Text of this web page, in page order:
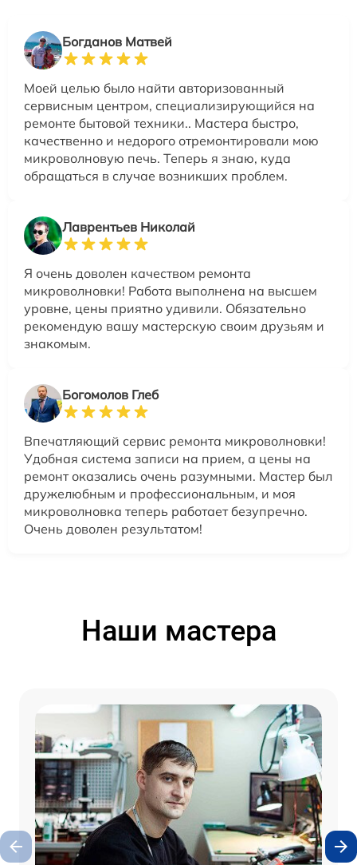
Богданов Матвей
Моей целью было найти авторизованный
сервисным центром, специализирующийся на
ремонте бытовой техники.. Мастера быстро,
качественно и недорого отремонтировали мою
микроволновую печь. Теперь я знаю, куда
обращаться в случае возникших проблем.
Лаврентьев Николай
Я очень доволен качеством ремонта
микроволновки! Работа выполнена на высшем
уровне, цены приятно удивили. Обязательно
рекомендую вашу мастерскую своим друзьям и
знакомым.
Богомолов Глеб
Впечатляющий сервис ремонта микроволновки!
Удобная система записи на прием, а цены на
ремонт оказались очень разумными. Мастер был
дружелюбным и профессиональным, и моя
микроволновка теперь работает безупречно.
Очень доволен результатом!
Наши мастера